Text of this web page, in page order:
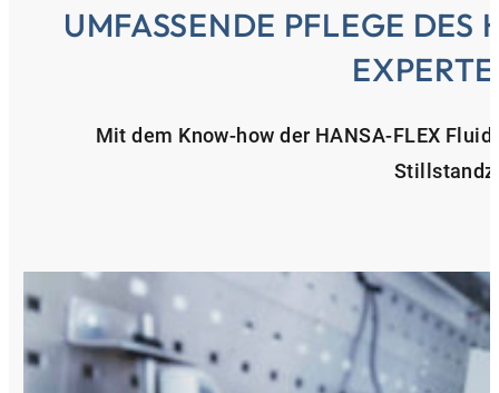
UMFASSENDE PFLEGE
Mit dem Know-how der HANSA‑FLEX